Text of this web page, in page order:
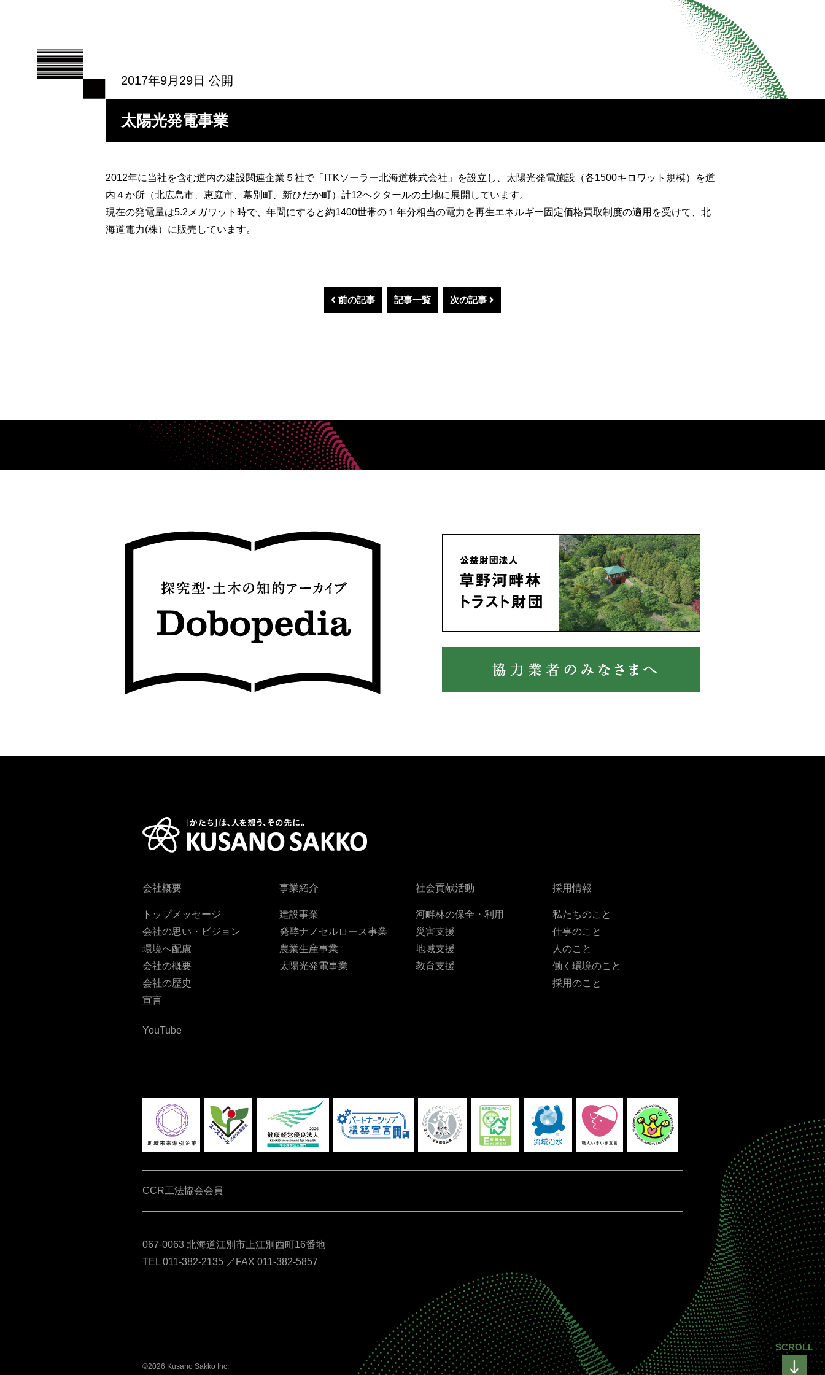
2017年9月29日 公開
太陽光発電事業
2012年に当社を含む道内の建設関連企業５社で「ITKソーラー北海道株式会社」を設立し、太陽光発電施設（各1500キロワット規模）を道
内４か所（北広島市、恵庭市、幕別町、新ひだか町）計12ヘクタールの土地に展開しています。
現在の発電量は5.2メガワット時で、年間にすると約1400世帯の１年分相当の電力を再生エネルギー固定価格買取制度の適用を受けて、北
海道電力(株）に販売しています。
前の記事 記事一覧 次の記事
会社概要
トップメッセージ
会社の思い・ビジョン
環境へ配慮
会社の概要
会社の歴史
宣言
事業紹介
建設事業
発酵ナノセルロース事業
農業生産事業
太陽光発電事業
社会貢献活動
河畔林の保全・利用
災害支援
地域支援
教育支援
採用情報
私たちのこと
仕事のこと
人のこと
働く環境のこと
採用のこと
YouTube
CCR工法協会会員
067-0063 北海道江別市上江別西町16番地
TEL 011-382-2135 ／FAX 011-382-5857
©2026 Kusano Sakko Inc.
SCROLL